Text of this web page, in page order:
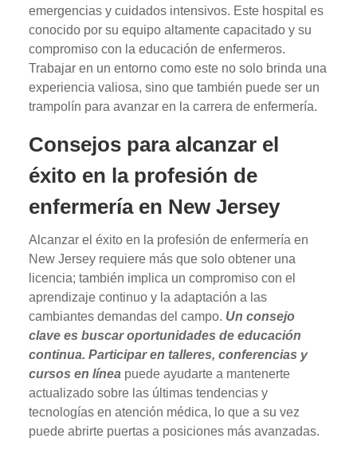
emergencias y cuidados intensivos. Este hospital es
conocido por su equipo altamente capacitado y su
compromiso con la educación de enfermeros.
Trabajar en un entorno como este no solo brinda una
experiencia valiosa, sino que también puede ser un
trampolín para avanzar en la carrera de enfermería.
Consejos para alcanzar el
éxito en la profesión de
enfermería en New Jersey
Alcanzar el éxito en la profesión de enfermería en
New Jersey requiere más que solo obtener una
licencia; también implica un compromiso con el
aprendizaje continuo y la adaptación a las
cambiantes demandas del campo. Un consejo
clave es buscar oportunidades de educación
continua. Participar en talleres, conferencias y
cursos en línea puede ayudarte a mantenerte
actualizado sobre las últimas tendencias y
tecnologías en atención médica, lo que a su vez
puede abrirte puertas a posiciones más avanzadas.